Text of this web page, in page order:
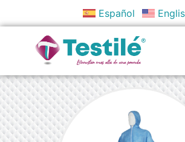
Español